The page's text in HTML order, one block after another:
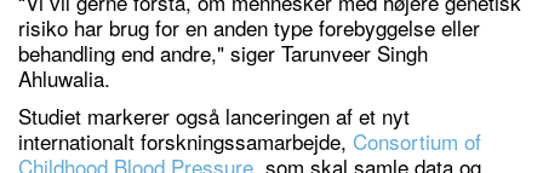
risiko har brug for en anden type forebyggelse eller
behandling end andre," siger Tarunveer Singh
Ahluwalia.
Studiet markerer også lanceringen af et nyt
internationalt forskningssamarbejde, Consortium of
Childhood Blood Pressure, som skal samle data og